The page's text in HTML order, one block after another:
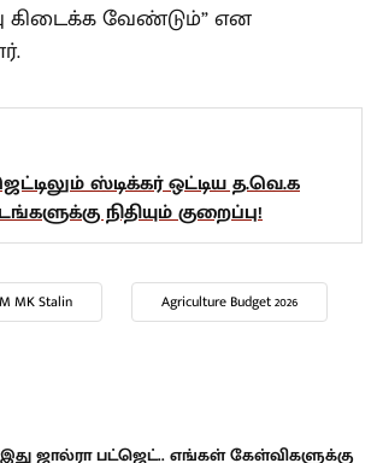
கிடைக்க வேண்டும்” என
ஸ்டிக்கர் ஒட்டிய த.வெ.க
நிதியும் குறைப்பு!
MK Stalin Agriculture Budget 2026
ஜால்ரா பட்ஜெட்.. எங்கள் கேள்விகளுக்கு